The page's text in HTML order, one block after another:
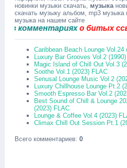
новинки музыки скачать, музыка
скачать музыку альбом, mp3 музыка
музыка на нашем сайте
о битых
Caribbean Beach Lounge Vol.24
Luxury Bar Grooves Vol.2
Magic Island of Chill Out Vol.3
Soothe Vol.1 (2023) FLAC
Senusal Lounge Music Vol.2
Luxury Chillhouse Lounge Pt.2
Smooth Espresso Bar Vol.2
Best Sound of Chill & Lounge
(2023) FLAC
Lounge & Coffee Vol.4 (2023)
Climax Chill Out Session Pt.1
Всего комментариев: 0